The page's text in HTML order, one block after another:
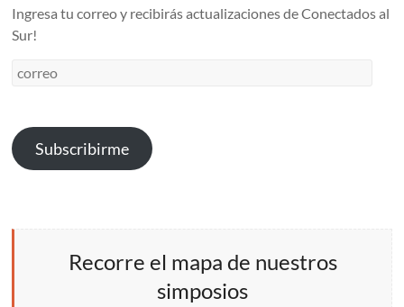
Ingresa tu correo y recibirás actualizaciones de Conectados al
Sur!
correo
Subscribirme
Recorre el mapa de nuestros
simposios